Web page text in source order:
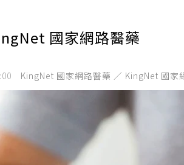
國家網路醫藥
KingNet 國家網路醫藥 ／ KingNet 國家